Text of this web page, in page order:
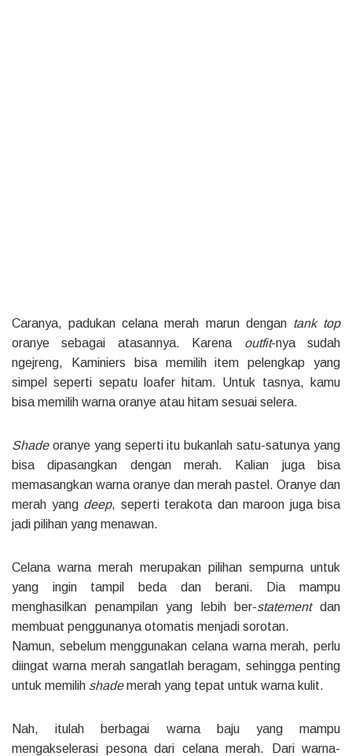
Caranya, padukan celana merah marun dengan tank top
oranye sebagai atasannya. Karena outfit-nya sudah
ngejreng, Kaminiers bisa memilih item pelengkap yang
simpel seperti sepatu loafer hitam. Untuk tasnya, kamu
bisa memilih warna oranye atau hitam sesuai selera.
Shade oranye yang seperti itu bukanlah satu-satunya yang
bisa dipasangkan dengan merah. Kalian juga bisa
memasangkan warna oranye dan merah pastel. Oranye dan
merah yang deep, seperti terakota dan maroon juga bisa
jadi pilihan yang menawan.
Celana warna merah merupakan pilihan sempurna untuk
yang ingin tampil beda dan berani. Dia mampu
menghasilkan penampilan yang lebih ber-statementdan
membuat penggunanya otomatis menjadi sorotan.
Namun, sebelum menggunakan celana warna merah, perlu
diingat warna merah sangatlah beragam, sehingga penting
untuk memilih shademerah yang tepat untuk warna kulit.
Nah, itulah berbagai warna baju yang mampu
mengakselerasi pesona dari celana merah. Dari warna-